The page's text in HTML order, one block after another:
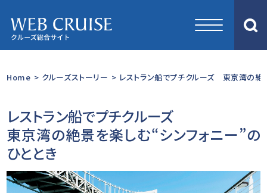
Home > クルーズストーリー > レストラン船でプチクルーズ 東京湾の絶
レストラン船でプチクルーズ
東京湾の絶景を楽しむ“シンフォニー”の
ひととき